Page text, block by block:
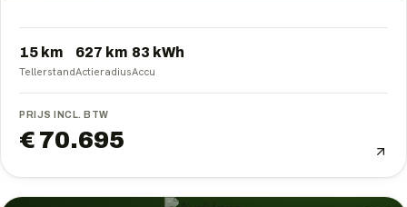
15 km
Tellerstand
627 km
Actieradius
83 kWh
Accu
PRIJS INCL. BTW
€ 70.695